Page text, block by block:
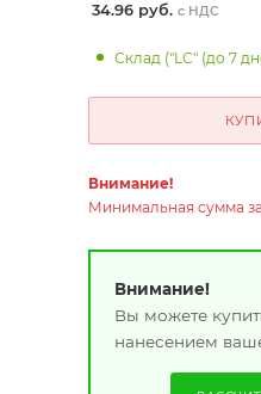
34.96 руб. с НДС
Склад ("LC" (до 7
Внимание!
Минимальная сумма
Внимание!
Вы можете
нанесением